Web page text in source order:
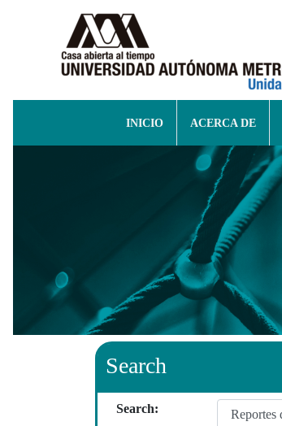
INICIO ACERCA DE
Search
Search: